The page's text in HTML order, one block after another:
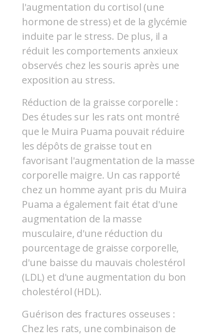
l'augmentation du cortisol (une
hormone de stress) et de la glycémie
induite par le stress. De plus, il a
réduit les comportements anxieux
observés chez les souris après une
exposition au stress.
Réduction de la graisse corporelle :
Des études sur les rats ont montré
que le Muira Puama pouvait réduire
les dépôts de graisse tout en
favorisant l'augmentation de la masse
corporelle maigre. Un cas rapporté
chez un homme ayant pris du Muira
Puama a également fait état d'une
augmentation de la masse
musculaire, d'une réduction du
pourcentage de graisse corporelle,
d'une baisse du mauvais cholestérol
(LDL) et d'une augmentation du bon
cholestérol (HDL).
Guérison des fractures osseuses :
Chez les rats, une combinaison de